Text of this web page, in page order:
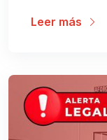
Leer más